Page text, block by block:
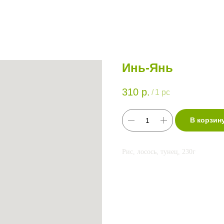
Инь-Янь
310 р. / 1 pc
В
Рис, лосось, тунец, 230г